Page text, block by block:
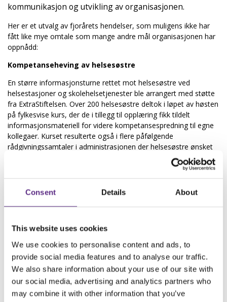
Consent Details About
This website uses cookies
We use cookies to personalise content and ads, to
provide social media features and to analyse our traffic.
We also share information about your use of our site with
our social media, advertising and analytics partners who
may combine it with other information that you’ve
kommunikasjon og utvikling av organisasjonen.
Her er et utvalg av fjorårets hendelser, som muligens ikke har
fått like mye omtale som mange andre mål organisasjonen har
oppnådd:
Kompetanseheving av helsesøstre
En større informasjonsturne rettet mot helsesøstre ved
helsestasjoner og skolehelsetjenester ble arrangert med støtte
fra ExtraStiftelsen. Over 200 helsesøstre deltok i løpet av høsten
på fylkesvise kurs, der de i tillegg til opplæring fikk tildelt
informasjonsmateriell for videre kompetansespredning til egne
kollegaer. Kurset resulterte også i flere påfølgende
rådgivningssamtaler i administrasjonen der helsesøstre ønsket
veiledning i konkrete situasjoner de stod i med egne brukere.
I 2016 tok Norsk Epilepsiforbund initiativ til opprettelsen av et
nasjonalt nettverk for epilepsisykepleiere. Gjennom 2017 bistod
der over 50 sykepleiere deltok til faglig oppdatering,
er en viktig samarbeidspartner og naturlig kontaktpunkt i flere
viktige saker som omhandler helsetilbudet ved epilepsi.
Ketogene oppskrifter
I samarbeid med Spesialsykehuset for Epilepsi ble det på våren